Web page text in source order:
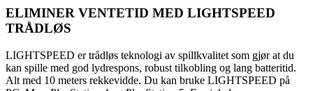
ELIMINER VENTETID MED LIGHTSPEED
TRÅDLØS
LIGHTSPEED er trådløs teknologi av spillkvalitet som gjør at du
kan spille med god lydrespons, robust tilkobling og lang batteritid.
Alt med 10 meters rekkevidde. Du kan bruke LIGHTSPEED på